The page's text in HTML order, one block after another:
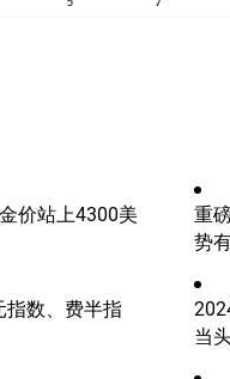
价站上4300美
重
势
指数、费半指
当